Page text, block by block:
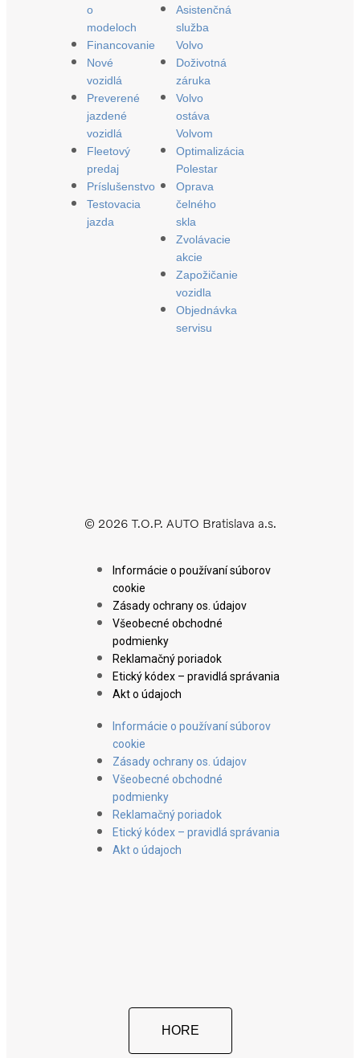
o
modeloch
Financovanie
Nové
vozidlá
Preverené
jazdené
vozidlá
Fleetový
predaj
Príslušenstvo
Testovacia
jazda
Asistenčná
služba
Volvo
Doživotná
záruka
Volvo
ostáva
Volvom
Optimalizácia
Polestar
Oprava
čelného
skla
Zvolávacie
akcie
Zapožičanie
vozidla
Objednávka
servisu
© 2026 T.O.P. AUTO Bratislava a.s.
Informácie o používaní súborov
cookie
Zásady ochrany os. údajov
Všeobecné obchodné
podmienky
Reklamačný poriadok
Etický kódex – pravidlá správania
Akt o údajoch
Informácie o používaní súborov
cookie
Zásady ochrany os. údajov
Všeobecné obchodné
podmienky
Reklamačný poriadok
Etický kódex – pravidlá správania
Akt o údajoch
HORE